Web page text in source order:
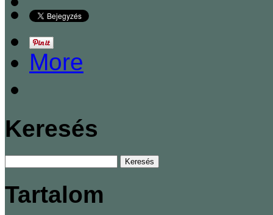
More
Keresés
Tartalom